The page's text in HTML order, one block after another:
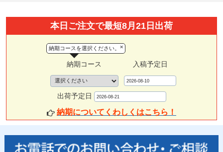
本日ご注文で最短8月21日出荷
×
納期コースを選択ください。
納期コース 入稿予定日
出荷予定日
納期についてくわしくはこちら！